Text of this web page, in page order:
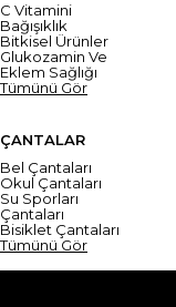
C Vitamini
Bağışıklık
Bitkisel Ürünler
Glukozamin Ve
Eklem Sağlığı
Tümünü Gör
ÇANTALAR
Bel Çantaları
Okul Çantaları
Su Sporları
Çantaları
Bisiklet Çantaları
Tümünü Gör